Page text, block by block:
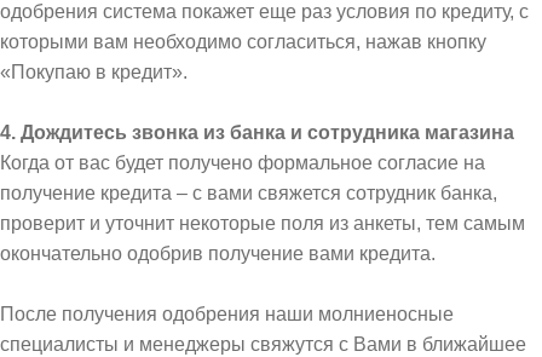
одобрения система покажет еще раз условия по кредиту, с
которыми вам необходимо согласиться, нажав кнопку
«Покупаю в кредит».
4. Дождитесь звонка из банка и сотрудника магазина
Когда от вас будет получено формальное согласие на
получение кредита – с вами свяжется сотрудник банка,
проверит и уточнит некоторые поля из анкеты, тем самым
окончательно одобрив получение вами кредита.
После получения одобрения наши молниеносные
специалисты и менеджеры свяжутся с Вами в ближайшее